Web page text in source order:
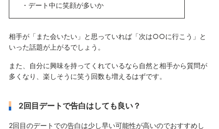
・デート中に笑顔が多いか
相手が「また会いたい」と思っていれば「次は○○に行こう」と
いった話題が上がるでしょう。
また、自分に興味を持ってくれているなら自然と相手から質問が
多くなり、楽しそうに笑う回数も増えるはずです。
2回目デートで告白はしても良い？
2回目のデートでの告白は少し早い可能性が高いのでおすすめし